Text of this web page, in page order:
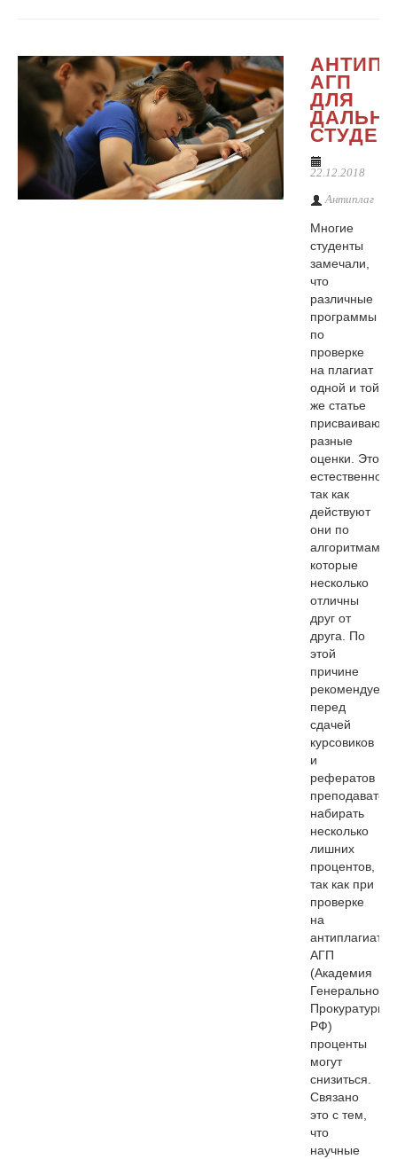
АГП
ДЛЯ
22.12.2018
Антиплаг
Многие
студенты
замечали,
что
различные
программы
по
проверке
на плагиат
одной и той
же статье
присваивают
разные
оценки. Это
естественно,
так как
действуют
они по
алгоритмам,
которые
несколько
отличны
друг от
друга. По
этой
причине
перед
сдачей
курсовиков
и
рефератов
набирать
несколько
лишних
процентов,
так как при
проверке
на
антиплагиат
АГП
(Академия
Генеральной
Прокуратуры
РФ)
проценты
могут
снизиться.
Связано
это с тем,
что
научные